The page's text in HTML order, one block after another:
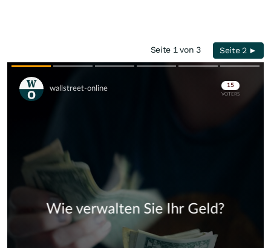
Seite 1 von 3 Seite 2 ►
Skip